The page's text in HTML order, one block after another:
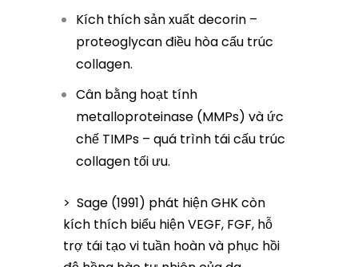
Kích thích sản xuất decorin –
proteoglycan điều hòa cấu trúc
collagen.
Cân bằng hoạt tính
metalloproteinase (MMPs) và ức
chế TIMPs – quá trình tái cấu trúc
collagen tối ưu.
> Sage (1991) phát hiện GHK còn
kích thích biểu hiện VEGF, FGF, hỗ
trợ tái tạo vi tuần hoàn và phục hồi